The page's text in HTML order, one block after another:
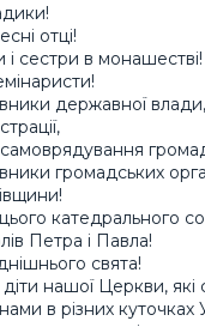
отці!
сестри в монашестві!
державної
самоврядування
громадських
катедрального
Петра і Павла!
свята!
нашої Церкви, які
в різних куточках